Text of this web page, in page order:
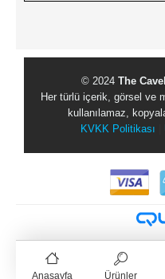
© 2024 The
Her türlü içerik, görsel ve
kullanılamaz,
KVKK Politikası
Anasayfa Ürünler